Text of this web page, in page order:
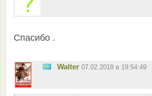
Спасибо .
Walter 07.02.2018 в 19:54:49